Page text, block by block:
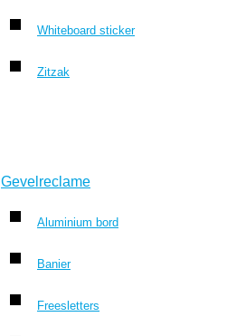
Whiteboard sticker
Zitzak
Gevelreclame
Aluminium bord
Banier
Freesletters